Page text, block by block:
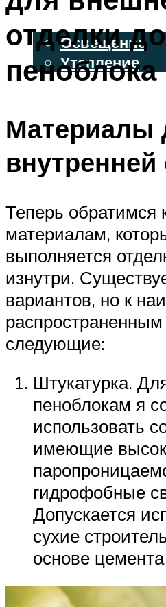
ОСВЕЩЕНИЕ И
Освещение
Утепление
МЕНЮ
отделки
пеноблока
Материалы
внутренней
Теперь обратимся
материалам,
выполняется
изнутри.
вариантов, но к
следующие:
Штукатурка.
пеноблокам я
использовать
имеющие
гидрофобные
Допускается
сухие
основе